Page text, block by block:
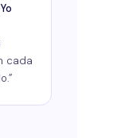
cada